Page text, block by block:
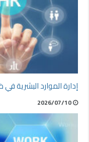
إدارة الموارد البشرية
2026/07/10